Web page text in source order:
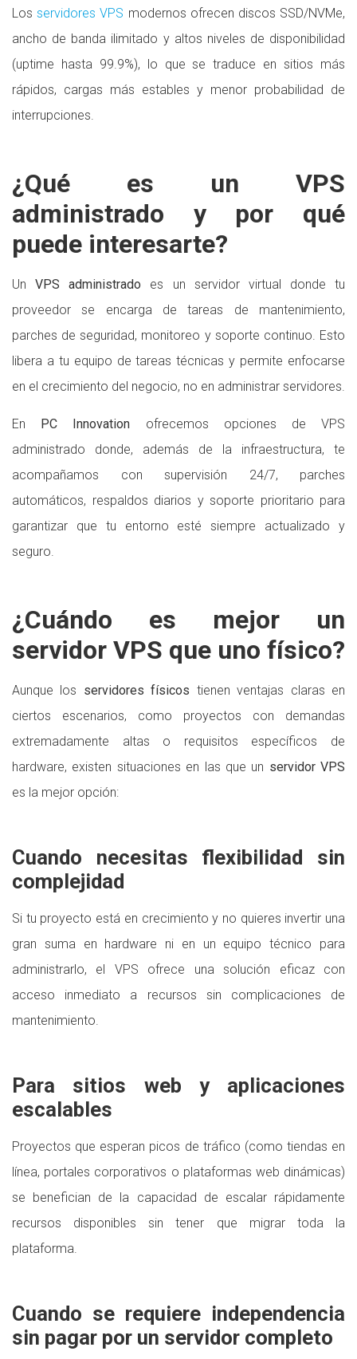
Losservidores VPS modernos ofrecen discos SSD/NVMe,
ancho de banda ilimitado y altos niveles de disponibilidad
(uptime hasta 99.9%), lo que se traduce en sitios más
rápidos, cargas más estables y menor probabilidad de
interrupciones.
¿Qué es un VPS
administrado y por qué
puede interesarte?
UnVPS administrado es un servidor virtual donde tu
proveedor se encarga de tareas de mantenimiento,
parches de seguridad, monitoreo y soporte continuo. Esto
libera a tu equipo de tareas técnicas y permite enfocarse
en el crecimiento del negocio, no en administrar servidores.
En PC Innovation ofrecemos opciones de VPS
administrado donde, además de la infraestructura, te
acompañamos con supervisión 24/7, parches
automáticos, respaldos diarios y soporte prioritario para
garantizar que tu entorno esté siempre actualizado y
seguro.
¿Cuándo es mejor un
servidor VPS que uno físico?
Aunque los servidores físicos tienen ventajas claras en
ciertos escenarios, como proyectos con demandas
extremadamente altas o requisitos específicos de
hardware, existen situaciones en las que un servidor VPS
es la mejor opción:
Cuando necesitas flexibilidad sin
complejidad
Si tu proyecto está en crecimiento y no quieres invertir una
gran suma en hardware ni en un equipo técnico para
administrarlo, el VPS ofrece una solución eficaz con
acceso inmediato a recursos sin complicaciones de
mantenimiento.
Para sitios web y aplicaciones
escalables
Proyectos que esperan picos de tráfico (como tiendas en
línea, portales corporativos o plataformas web dinámicas)
se benefician de la capacidad de escalar rápidamente
recursos disponibles sin tener que migrar toda la
plataforma.
Cuando se requiere independencia
sin pagar por un servidor completo